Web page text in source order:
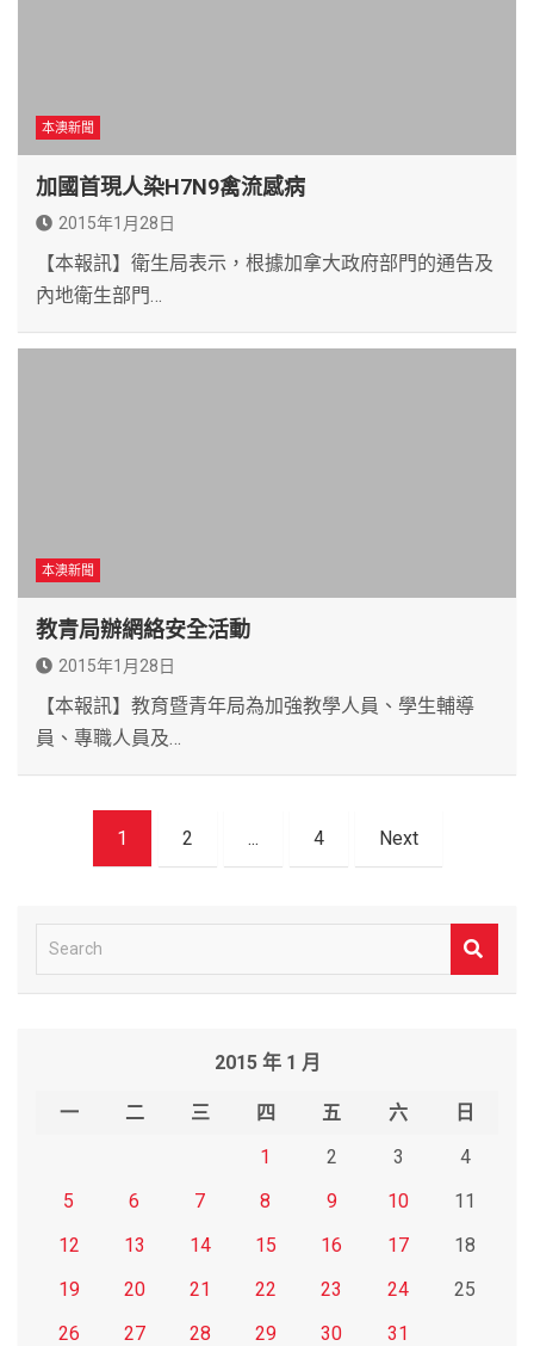
本澳新聞
加國首現人染H7N9禽流感病
2015年1月28日
【本報訊】衛生局表示，根據加拿大政府部門的通告及
內地衛生部門…
本澳新聞
教青局辦網絡安全活動
2015年1月28日
【本報訊】教育暨青年局為加強教學人員、學生輔導
員、專職人員及…
1 2 ... 4 Next
e
2015 年 1 月
一 二 三 四 五 六
日
1
2 3
4
5
6 7 8 9 10
11
12
13 14 15 16 17
18
19
20 21 22 23 24
25
26
27 28 29 30
31